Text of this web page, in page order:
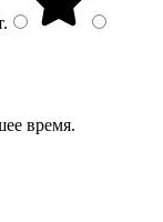
.
время.